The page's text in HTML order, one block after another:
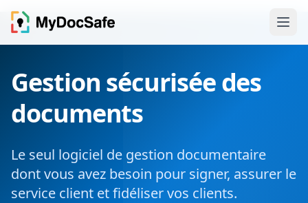
Gestion sécurisée des
documents
Le seul logiciel de gestion documentaire
dont vous avez besoin pour signer, assurer le
service client et fidéliser vos clients.